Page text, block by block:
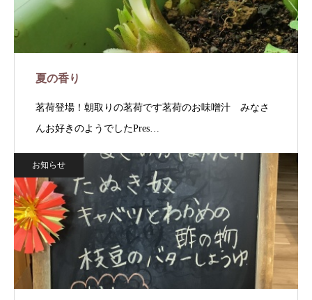
夏の香り
茗荷登場！朝取りの茗荷です茗荷のお味噌汁 みなさ
んお好きのようでしたPres…
お知らせ